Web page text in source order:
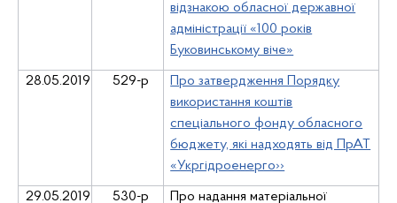
відзнакою обласної державної
адміністрації «100 років
Буковинському віче»
28.05.2019 529-р
Про затвердження Порядку
використання коштів
спеціального фонду обласного
бюджету, які надходять від ПрАТ
«Укргідроенерго››
29.05.2019 530-р
Про надання матеріальної